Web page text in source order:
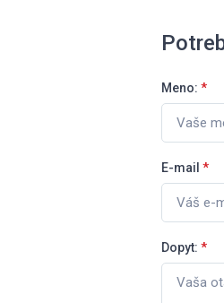
Meno: *
E-mail *
Dopyt: *